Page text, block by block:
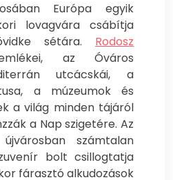
Európa egyik
lovagvára csábítja
sétára. Rodosz
az Óváros
utcácskái, a
a múzeumok és
a világ minden tájáról
a Nap szigetére. Az
számtalan
bolt csillogtatja
fárasztó alkudozások